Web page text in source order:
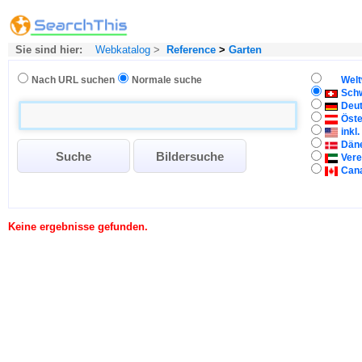
Sie sind hier: Webkatalog > Reference > Garten
Nach URL suchen Normale suche
inkl.
Keine ergebnisse gefunden.